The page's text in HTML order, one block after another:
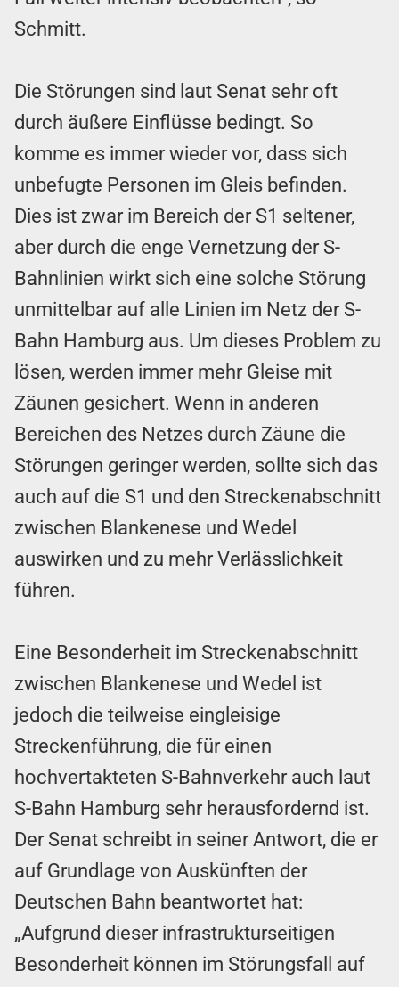
Schmitt.
Die Störungen sind laut Senat sehr oft
durch äußere Einflüsse bedingt. So
komme es immer wieder vor, dass sich
unbefugte Personen im Gleis befinden.
Dies ist zwar im Bereich der S1 seltener,
aber durch die enge Vernetzung der S-
Bahnlinien wirkt sich eine solche Störung
unmittelbar auf alle Linien im Netz der S-
Bahn Hamburg aus. Um dieses Problem zu
lösen, werden immer mehr Gleise mit
Zäunen gesichert. Wenn in anderen
Bereichen des Netzes durch Zäune die
Störungen geringer werden, sollte sich das
auch auf die S1 und den Streckenabschnitt
zwischen Blankenese und Wedel
auswirken und zu mehr Verlässlichkeit
führen.
Eine Besonderheit im Streckenabschnitt
zwischen Blankenese und Wedel ist
jedoch die teilweise eingleisige
Streckenführung, die für einen
hochvertakteten S-Bahnverkehr auch laut
S-Bahn Hamburg sehr herausfordernd ist.
Der Senat schreibt in seiner Antwort, die er
auf Grundlage von Auskünften der
Deutschen Bahn beantwortet hat:
„Aufgrund dieser infrastrukturseitigen
Besonderheit können im Störungsfall auf